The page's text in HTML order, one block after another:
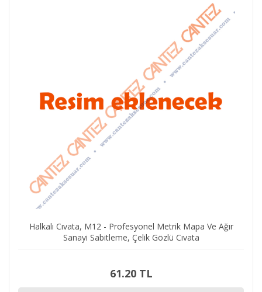
Sunta Vidası 2,5x10 mm - YHB Konik Başlı Sunta,
Ahşap, Mdf, Ağaç Mini Vida
Halkalı Cıvata, M12 - Profesyonel Metrik Mapa Ve Ağır
Sanayi Sabitleme, Çelik Gözlü Cıvata
61.20 TL